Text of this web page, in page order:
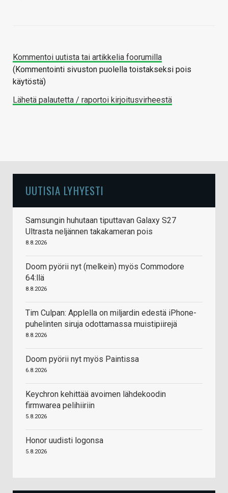
Kommentoi uutista tai artikkelia foorumilla
(Kommentointi sivuston puolella toistakseksi pois
käytöstä)
Lähetä palautetta / raportoi kirjoitusvirheestä
UUTISIA LYHYESTI
Samsungin huhutaan tiputtavan Galaxy S27
Ultrasta neljännen takakameran pois
8.8.2026
Doom pyörii nyt (melkein) myös Commodore
64:llä
8.8.2026
Tim Culpan: Applella on miljardin edestä iPhone-
puhelinten siruja odottamassa muistipiirejä
8.8.2026
Doom pyörii nyt myös Paintissa
6.8.2026
Keychron kehittää avoimen lähdekoodin
firmwarea pelihiiriin
5.8.2026
Honor uudisti logonsa
5.8.2026